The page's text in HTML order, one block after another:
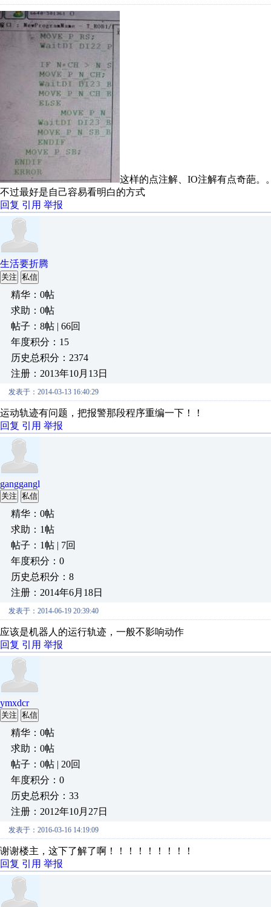
这样的点注解、IO注解有点奇葩。
不过最好是自己容易看明白的方式
回复 引用 举报
生活要折腾
关注 私信
精华：0帖
求助：0帖
帖子：8帖 | 66回
年度积分：15
历史总积分：2374
注册：2013年10月13日
发表于：2014-03-13 16:40:29
运动轨迹有问题，把报警那段程序重编一下！！
回复 引用 举报
ganggangl
关注 私信
精华：0帖
求助：1帖
帖子：1帖 | 7回
年度积分：0
历史总积分：8
注册：2014年6月18日
发表于：2014-06-19 20:39:40
应该是机器人的运行轨迹，一般不影响动作
回复 引用 举报
ymxdcr
关注 私信
精华：0帖
求助：0帖
帖子：0帖 | 20回
年度积分：0
历史总积分：33
注册：2012年10月27日
发表于：2016-03-16 14:19:09
谢谢楼主，这下了解了啊！！！！！！！！！
回复 引用 举报